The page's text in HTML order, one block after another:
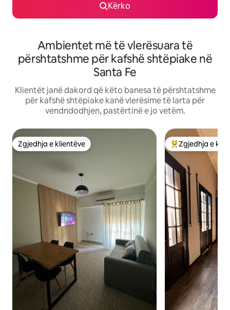
Kërko
Ambientet më të vlerësuara të
përshtatshme për kafshë shtëpiake në
Santa Fe
Klientët janë dakord që këto banesa të përshtatshme
për kafshë shtëpiake kanë vlerësime të larta për
vendndodhjen, pastërtinë e jo vetëm.
Zgjedhja e klientëve
Zgjedhja e klientëve Më të mirat e
Zgjedhja e